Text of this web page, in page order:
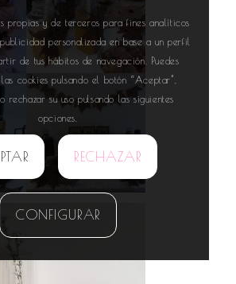
propias y de terceros para fines analíticos
personalizada en base a un perfil
de tus hábitos de navegación. Puedes
cookies pulsando el botón “Aceptar”,
rechazar su uso pulsando las siguientes
opciones.
RECHAZAR
CONFIGURAR